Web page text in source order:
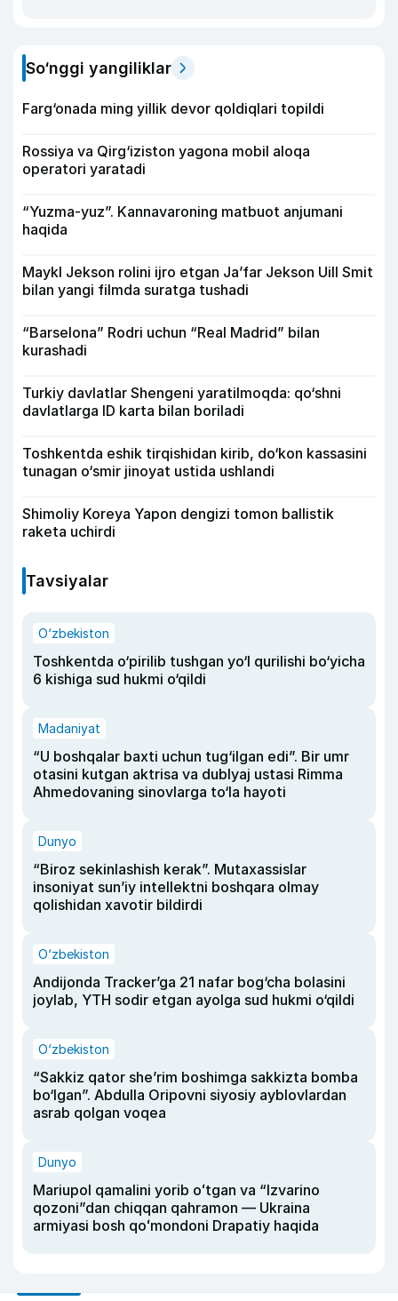
So‘nggi yangiliklar
Farg‘onada ming yillik devor qoldiqlari topildi
Rossiya va Qirg‘iziston yagona mobil aloqa
operatori yaratadi
“Yuzma-yuz”. Kannavaroning matbuot anjumani
haqida
Maykl Jekson rolini ijro etgan Ja’far Jekson Uill Smit
bilan yangi filmda suratga tushadi
“Barselona” Rodri uchun “Real Madrid” bilan
kurashadi
Turkiy davlatlar Shengeni yaratilmoqda: qo‘shni
davlatlarga ID karta bilan boriladi
Toshkentda eshik tirqishidan kirib, do‘kon kassasini
tunagan o‘smir jinoyat ustida ushlandi
Shimoliy Koreya Yapon dengizi tomon ballistik
raketa uchirdi
Tavsiyalar
O‘zbekiston
Toshkentda o‘pirilib tushgan yo‘l qurilishi bo‘yicha
6 kishiga sud hukmi o‘qildi
Madaniyat
“U boshqalar baxti uchun tug‘ilgan edi”. Bir umr
otasini kutgan aktrisa va dublyaj ustasi Rimma
Ahmedovaning sinovlarga to‘la hayoti
Dunyo
“Biroz sekinlashish kerak”. Mutaxassislar
insoniyat sun’iy intellektni boshqara olmay
qolishidan xavotir bildirdi
O‘zbekiston
Andijonda Tracker’ga 21 nafar bog‘cha bolasini
joylab, YTH sodir etgan ayolga sud hukmi o‘qildi
O‘zbekiston
“Sakkiz qator she’rim boshimga sakkizta bomba
bo‘lgan”. Abdulla Oripovni siyosiy ayblovlardan
asrab qolgan voqea
Dunyo
Mariupol qamalini yorib oʻtgan va “Izvarino
qozoni”dan chiqqan qahramon — Ukraina
armiyasi bosh qoʻmondoni Drapatiy haqida